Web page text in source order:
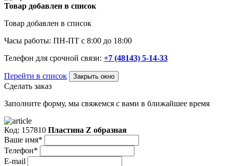
Товар добавлен в список
Товар добавлен в список
Часы работы: ПН-ПТ с 8:00 до 18:00
Телефон для срочной связи: +7 (48143) 5-14-33
Перейти в список Закрыть окно
Сделать заказ
Заполните форму, мы свяжемся с вами в ближайшее время
Код: 157810 Пластина Z образная
Ваше имя*
Телефон*
E-mail